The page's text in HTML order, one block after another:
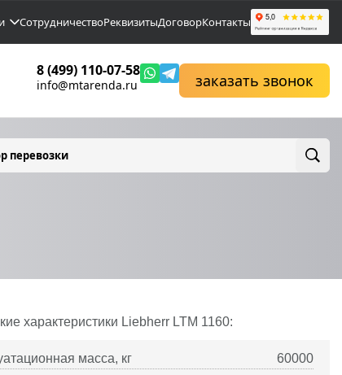
СотрудничествоРеквизитыДоговорКонтакты
8 (499) 110-07-58
info@mtarenda.ru заказать звонок
перевозки
характеристики Liebherr LTM 1160:
масса, кг
60000